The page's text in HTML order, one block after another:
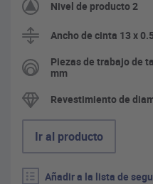
Nivel de producto 2
Ancho de cinta 13 x
Piezas de trabajo de
mm
Revestimiento de
Ir al producto
Añadir a la lista de